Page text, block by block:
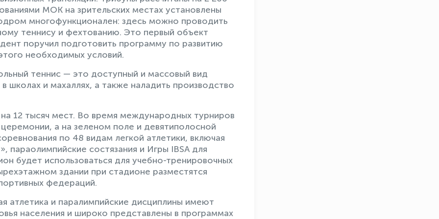
МОК на зрительских местах установлены
многофункционален: здесь можно проводить
теннису и фехтованию. Это первый объект
поручил подготовить программу по развитию
необходимых условий.
теннис — это доступный и массовый вид
школах и махаллях, а также наладить производство
12 тысяч мест. Во время международных турниров
а на зеленом поле и девятиполосной
по 48 видам легкой атлетики, включая
параолимпийские состязания и Игры IBSA для
будет использоваться для учебно-тренировочных
здании при стадионе разместятся
федераций.
атлетика и паралимпийские дисциплины имеют
населения и широко представлены в программах